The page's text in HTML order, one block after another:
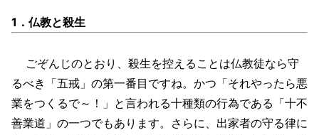
1．仏教と殺生
ごぞんじのとおり、殺生を控えることは仏教徒なら守
るべき「五戒」の第一番目ですね。かつ「それやったら悪
業をつくるで～！」と言われる十種類の行為である「十不
善業道」の一つでもあります。さらに、出家者の守る律に